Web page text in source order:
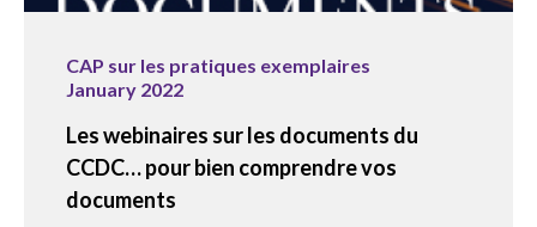
CAP sur les pratiques exemplaires
January 2022
Les webinaires sur les documents du
CCDC… pour bien comprendre vos
documents